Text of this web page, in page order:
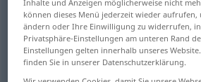
Übersicht aller Übersetzungen
(Für mehr Details die Übersetzung
können dieses Menü jederzeit wieder aufrufen,
ändern oder Ihre Einwilligung zu widerrufen,
Privatsphäre-Einstellungen am unteren Rand
Einstellungen gelten innerhalb unseres
finden Sie in unserer Datenschutzerklärung.